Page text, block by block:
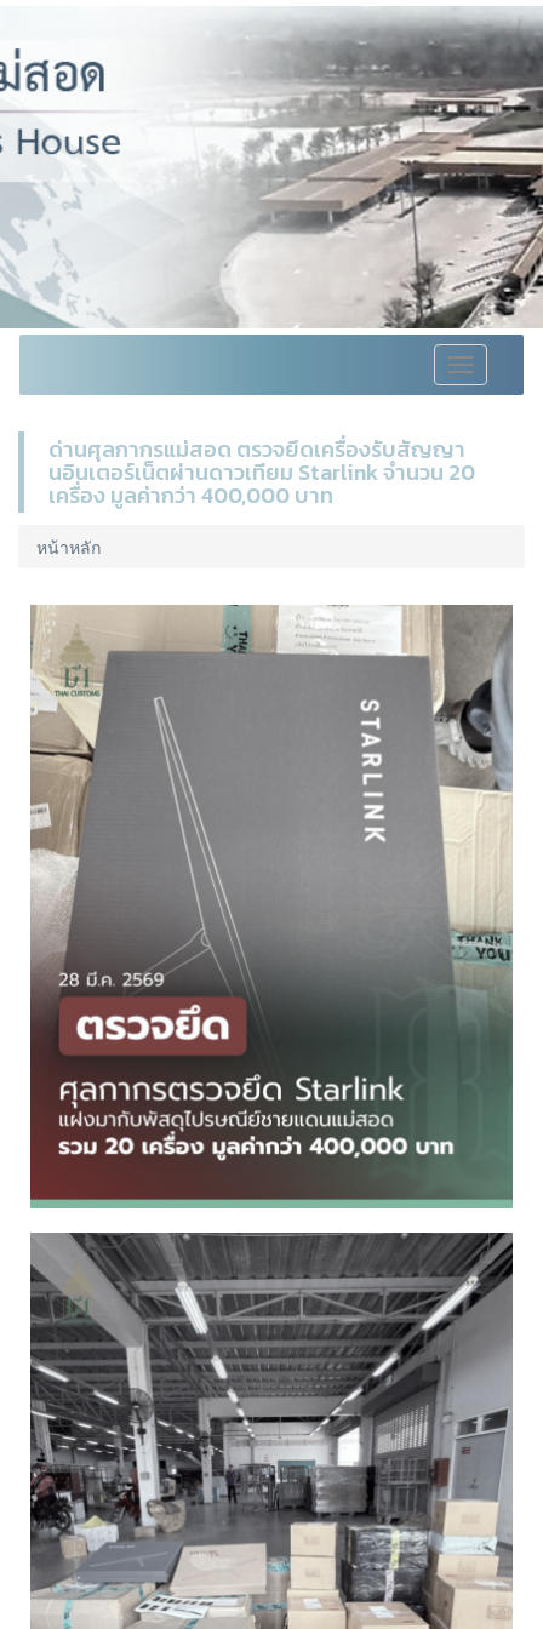
Toggle
navigation
ด่านศุลกากรแม่สอด ตรวจยึดเครื่องรับสัญญา
นอินเตอร์เน็ตผ่านดาวเทียม Starlink จำนวน 20
เครื่อง มูลค่ากว่า 400,000 บาท
หน้าหลัก